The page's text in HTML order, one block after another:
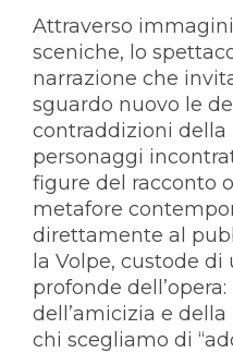
Attraverso
sceniche, lo
narrazione che
sguardo nuovo le
contraddizioni della
personaggi
figure del racconto
metafore
direttamente al
la Volpe, custode
profonde
dell’amicizia e
chi scegliamo di